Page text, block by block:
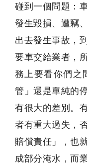
碰到一個問題：
發生毀損、遭竊
出去發生事故，
要車交給業者，
務上要看你們之
管」還是單純的
有很大的差別。
者有重大過失，
賠償責任」，也
成部分淹水，而